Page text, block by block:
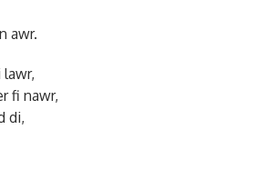
awr.
lawr,
fi nawr,
di,